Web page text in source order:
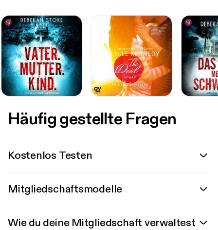
Häufig gestellte Fragen
Kostenlos Testen
Mitgliedschaftsmodelle
Wie du deine Mitgliedschaft verwaltest